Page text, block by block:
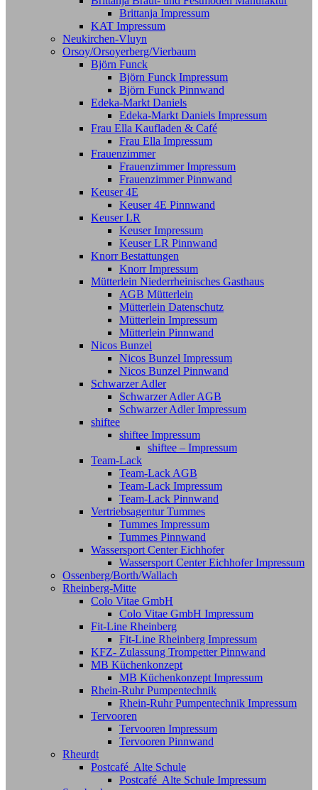
Brittanja Impressum
KAT Impressum
Neukirchen-Vluyn
Orsoy/Orsoyerberg/Vierbaum
Björn Funck
Björn Funck Impressum
Björn Funck Pinnwand
Edeka-Markt Daniels
Edeka-Markt Daniels Impressum
Frau Ella Kaufladen & Café
Frau Ella Impressum
Frauenzimmer
Frauenzimmer Impressum
Frauenzimmer Pinnwand
Keuser 4E
Keuser 4E Pinnwand
Keuser LR
Keuser Impressum
Keuser LR Pinnwand
Knorr Bestattungen
Knorr Impressum
Mütterlein Niederrheinisches Gasthaus
AGB Mütterlein
Mütterlein Datenschutz
Mütterlein Impressum
Mütterlein Pinnwand
Nicos Bunzel
Nicos Bunzel Impressum
Nicos Bunzel Pinnwand
Schwarzer Adler
Schwarzer Adler AGB
Schwarzer Adler Impressum
shiftee
shiftee Impressum
shiftee – Impressum
Team-Lack
Team-Lack AGB
Team-Lack Impressum
Team-Lack Pinnwand
Vertriebsagentur Tummes
Tummes Impressum
Tummes Pinnwand
Wassersport Center Eichhofer
Wassersport Center Eichhofer Impressum
Ossenberg/Borth/Wallach
Rheinberg-Mitte
Colo Vitae GmbH
Colo Vitae GmbH Impressum
Fit-Line Rheinberg
Fit-Line Rheinberg Impressum
KFZ- Zulassung Trompetter Pinnwand
MB Küchenkonzept
MB Küchenkonzept Impressum
Rhein-Ruhr Pumpentechnik
Rhein-Ruhr Pumpentechnik Impressum
Tervooren
Tervooren Impressum
Tervooren Pinnwand
Rheurdt
Postcafé Alte Schule
Postcafé Alte Schule Impressum